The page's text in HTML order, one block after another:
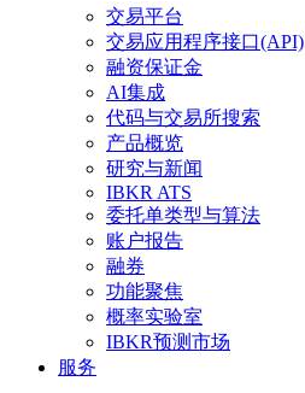
交易平台
交易应用程序接口(API)
融资保证金
AI集成
代码与交易所搜索
产品概览
研究与新闻
IBKR ATS
委托单类型与算法
账户报告
融券
功能聚焦
概率实验室
IBKR预测市场
服务